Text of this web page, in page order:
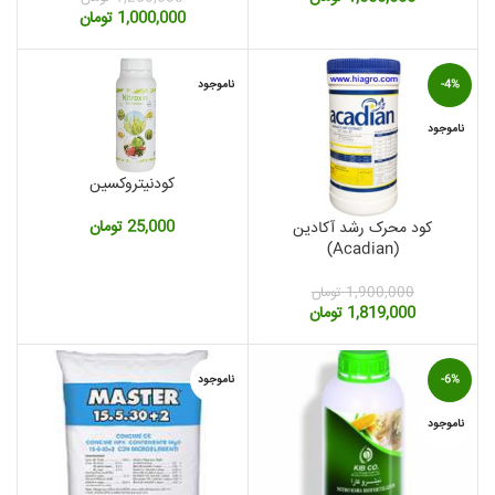
قیمت
1,000,000 تومانقیمت
-4%
ناموجود
کود محرک رشد آکادین
(Acadian)
1,900,000 تومان
قیمت
1,900,000 تومان
بود.
1,819,000 تومانقیمت
ناموجود
کودنیتروکسین
25,000تومان
-6%
ناموجود
ناموجود